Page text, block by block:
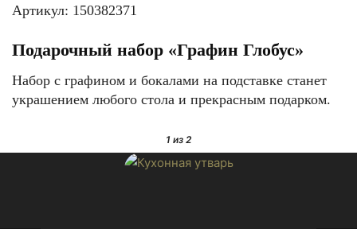
Артикул: 150382371
Подарочный набор «Графин Глобус»
Набор с графином и бокалами на подставке станет
украшением любого стола и прекрасным подарком.
1 из 2